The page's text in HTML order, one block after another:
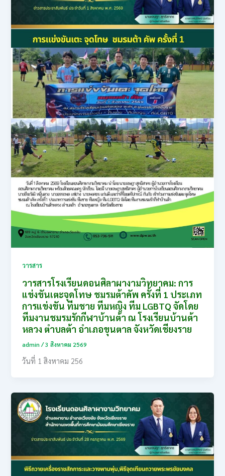
วารสาร
วารสารโรงเรียนดอนศิลาผางามวิทยาคม: การ
แข่งขันเตะจุดโทษ ชมรมต้าคัพ ครั้งที่ 1 ประเภท
การแข่งขัน ทีมชาย ทีมหญิง ทีม LGBTQ จัดโดย
ทีมงานชมรมรักกีฬาบ้านต้า ณ โรงเรียนบ้านต้า
หลวง ตำบลต้า อำเภอขุนตาล จังหวัดเชียงราย
admin/3 สิงหาคม 2569
วันที่ 1 สิงหาคม 256